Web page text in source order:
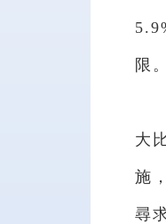
限。
大
施
尋